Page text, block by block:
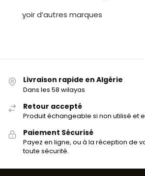
ٍvoir d’autres marques
Livraison rapide en Algérie
Dans les 58 wilayas
Retour accepté
Produit échangeable si non utilisé et
Paiement Sécurisé
Payez en ligne, ou à la réception de
toute sécurité.